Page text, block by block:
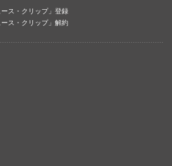
ス・クリップ」登録
ス・クリップ」解約